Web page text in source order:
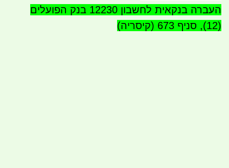
העברה בנקאית לחשבון 12230 בנק הפועלים
(12), סניף 673 (קיסריה)